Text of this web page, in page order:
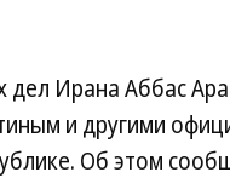
дел Ирана Аббас
и другими
Об этом